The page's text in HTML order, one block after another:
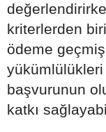
kriterlerden
ödeme
yükümlülükleri
başvurunun
katkı